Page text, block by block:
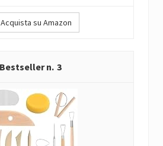
Acquista su Amazon
3